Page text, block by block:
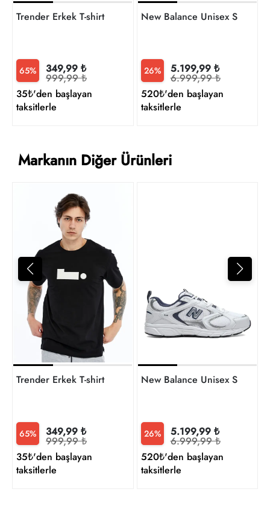
Trender Erkek T-shirt
65% 349,99 ₺
999,99 ₺
35₺'den başlayan
taksitlerle
New Balance Unisex Sneaker
26% 5.199,99 ₺
6.999,99 ₺
520₺'den başlayan
taksitlerle
Markanın Diğer Ürünleri
Trender Erkek T-shirt
65% 349,99 ₺
999,99 ₺
35₺'den başlayan
taksitlerle
New Balance Unisex Sneaker
26% 5.199,99 ₺
6.999,99 ₺
520₺'den başlayan
taksitlerle